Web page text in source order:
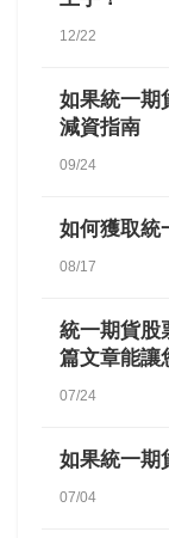
12/22
如果統一期
減資指南
09/24
如何獲取統
08/17
統一期貨股
篇文章能讓
07/24
如果統一期
07/04